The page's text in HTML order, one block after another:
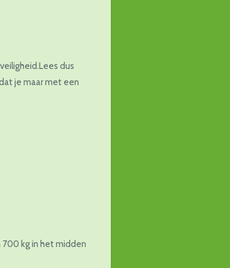
dus
je maar met een
700 kg in het midden